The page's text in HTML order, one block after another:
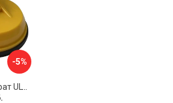
-5%
Двойной стеклодомкрат ULTIMA 2